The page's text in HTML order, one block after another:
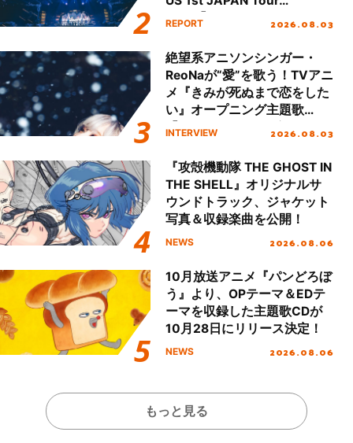
Final「NICE to meet YOU
ート!!
REPORT 2026.08.03
絶望系アニソンシンガー・
ReoNaが“愛”を歌う！TVアニ
メ『きみが死ぬまで恋をした
い』オープニング主題歌
「Amore」インタビュー
INTERVIEW 2026.08.03
『攻殻機動隊 THE GHOST IN
THE SHELL』オリジナルサ
ウンドトラック、ジャケット
写真＆収録楽曲を公開！
NEWS 2026.08.06
10月放送アニメ『パンどろぼ
う』より、OPテーマ＆EDテ
ーマを収録した主題歌CDが
10月28日にリリース決定！
NEWS 2026.08.06
もっと見る